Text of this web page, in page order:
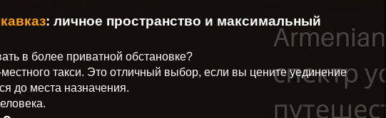
: личное пространство и максимальный
в более приватной обстановке?
такси. Это отличный выбор, если вы цените уединение
до места назначения.